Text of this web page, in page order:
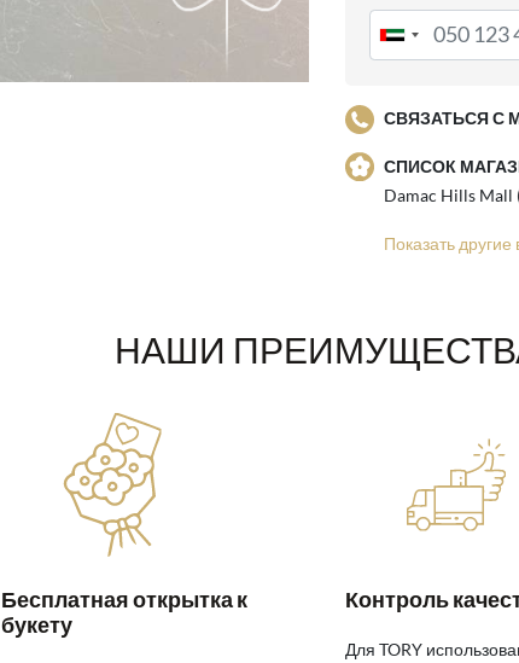
СВЯЗАТЬСЯ С
СПИСОК
Damac Hills Mall
Показать
НАШИ
Бесплатная открытка к
букету
Контроль
Для TORY